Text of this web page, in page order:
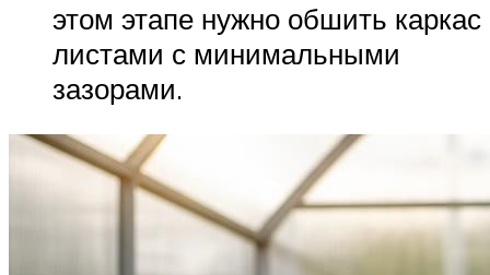
этом этапе нужно обшить каркас
листами с минимальными
зазорами.